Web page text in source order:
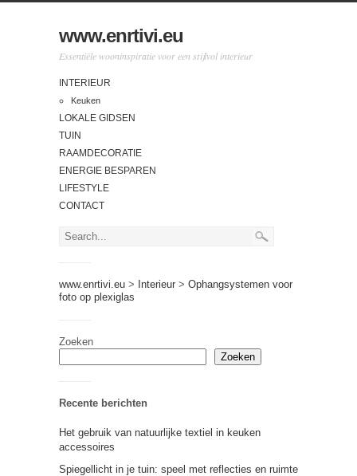
www.enrtivi.eu
Essentiële wooninspiratie voor een stijlvol interieur
INTERIEUR
Keuken
LOKALE GIDSEN
TUIN
RAAMDECORATIE
ENERGIE BESPAREN
LIFESTYLE
CONTACT
www.enrtivi.eu > Interieur > Ophangsystemen voor
foto op plexiglas
Zoeken
Zoeken
Recente berichten
Het gebruik van natuurlijke textiel in keuken
accessoires
Spiegellicht in je tuin: speel met reflecties en ruimte